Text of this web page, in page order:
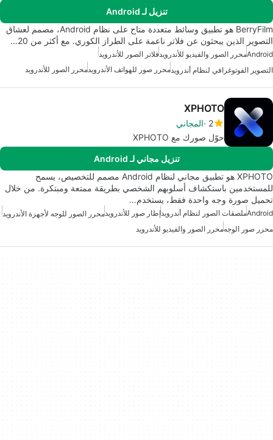
تنزيل لـ Android
BerryFilm هو تطبيق وسائط متعددة متاح على نظام Android، مصمم لعشاق
التصوير الذين يبحثون عن فلاتر ناعمة على الطراز الكوري. مع أكثر من 20…
Androidمحرر الصور والفيديو للأندرويد فلاتر الصور للأندرويد
التصوير الفوتوغرافي لنظام أندرويدمحرر صور للهواتف الأندرويدمحرر الصور للأندرويد
XPHOTO
2 المجاني
حوّل صورك مع XPHOTO
تنزيل مجاني لـ Android
XPHOTO هو تطبيق مجاني لنظام Android مصمم للتخصيص، يسمح
للمستخدمين باستكشاف أسلوبهم الشخصي بطريقة ممتعة ومبتكرة. من خلال
تحميل صورة وجه واحدة فقط، يستخدم…
Androidملصقات الصور لنظام أندرويد إطار صور للأندرويدمحرر الصور للوجه لأجهزة الأندرويد
محرر صور الوجهمحرر الصور والفيديو للأندرويد